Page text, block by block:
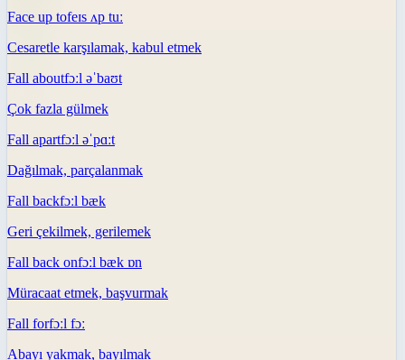
Face up tofeɪs ʌp tuː
Cesaretle karşılamak, kabul etmek
Fall aboutfɔːl əˈbaʊt
Çok fazla gülmek
Fall apartfɔːl əˈpɑːt
Dağılmak, parçalanmak
Fall backfɔːl bæk
Geri çekilmek, gerilemek
Fall back onfɔːl bæk ɒn
Müracaat etmek, başvurmak
Fall forfɔːl fɔː
Abayı yakmak, bayılmak